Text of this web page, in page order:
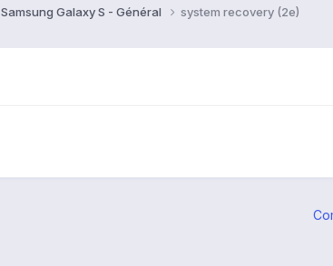
Samsung Galaxy S - Général system recovery (2e)